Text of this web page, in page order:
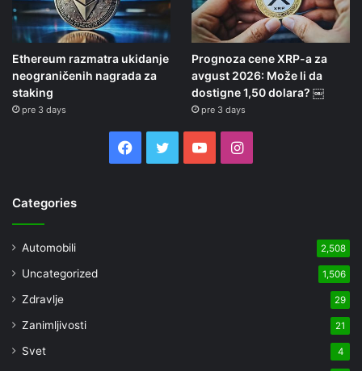
Ethereum razmatra ukidanje
neograničenih nagrada za
staking
pre 3 days
Prognoza cene XRP-a za
avgust 2026: Može li da
dostigne 1,50 dolara? ￼
pre 3 days
Facebook
TwitterYouTubeInstagram
Categories
Automobili 2,508
Uncategorized 1,506
Zdravlje 29
Zanimljivosti 21
Svet 4